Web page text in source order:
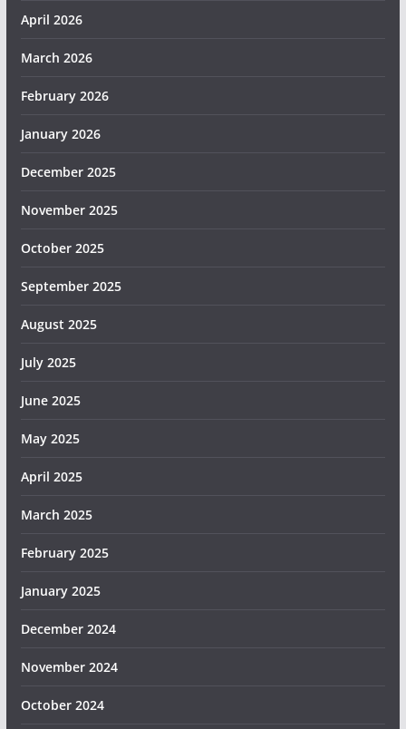
April 2026
March 2026
February 2026
January 2026
December 2025
November 2025
October 2025
September 2025
August 2025
July 2025
June 2025
May 2025
April 2025
March 2025
February 2025
January 2025
December 2024
November 2024
October 2024